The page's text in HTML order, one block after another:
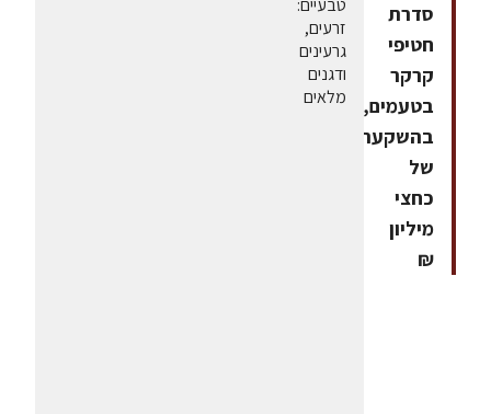
סדרת
חטיפי
קרקר
בטעמים,
בהשקעה
של
כחצי
מיליון
₪